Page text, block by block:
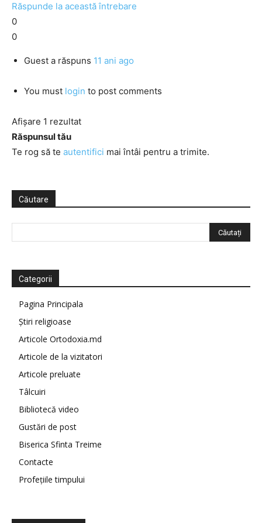
Răspunde la această întrebare
0
0
Guest a răspuns 11 ani ago
You must login to post comments
Afișare 1 rezultat
Răspunsul tău
Te rog să te autentifici mai întâi pentru a trimite.
Căutare
Categorii
Pagina Principala
Știri religioase
Articole Ortodoxia.md
Articole de la vizitatori
Articole preluate
Tâlcuiri
Bibliotecă video
Gustări de post
Biserica Sfinta Treime
Contacte
Profețiile timpului